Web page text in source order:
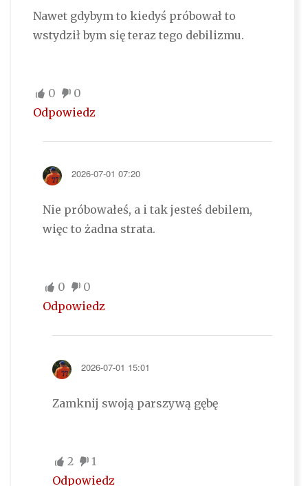
Nawet gdybym to kiedyś próbował to
wstydził bym się teraz tego debilizmu.
0
0
Odpowiedz
2026-07-01 07:20
Nie próbowałeś, a i tak jesteś debilem,
więc to żadna strata.
0
0
Odpowiedz
2026-07-01 15:01
Zamknij swoją parszywą gębę
2
1
Odpowiedz